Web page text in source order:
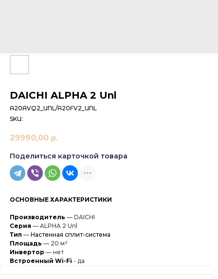
DAICHI ALPHA 2 Unl
A20AVQ2_UNL/A20FV2_UNL
SKU:
29990,00 р.
Поделиться карточкой товара
ОСНОВНЫЕ ХАРАКТЕРИСТИКИ
Производитель — DAICHI
Серия — ALPHA 2 Unl
Тип — Настенная сплит-система
Площадь — 20 м²
Инвертор — нет
Встроенный Wi-Fi - да